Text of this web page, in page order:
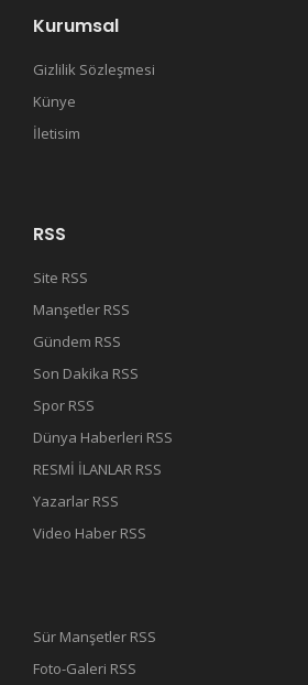
Kurumsal
Gizlilik Sözleşmesi
Künye
İletisim
RSS
Site RSS
Manşetler RSS
Gündem RSS
Son Dakika RSS
Spor RSS
Dünya Haberleri RSS
RESMİ İLANLAR RSS
Yazarlar RSS
Video Haber RSS
Sür Manşetler RSS
Foto-Galeri RSS